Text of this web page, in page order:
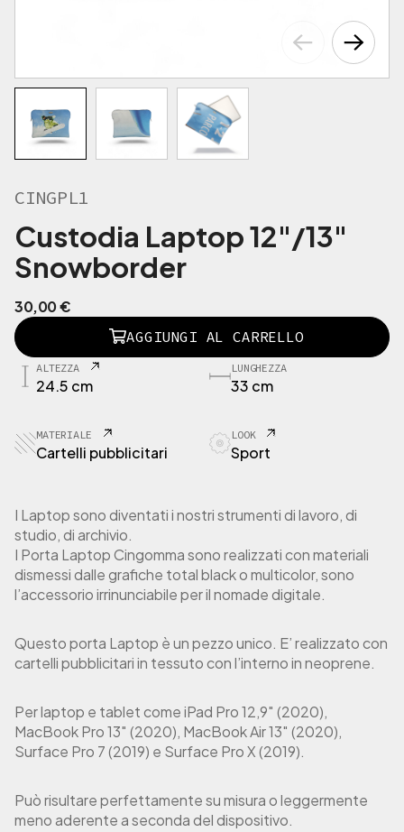
CINGPL1
Custodia Laptop 12"/13"
Snowborder
30,00€
C
I
N
1
C
o
d
i
a
L
t
o
1
2
"
/
3
"
AGGIUNGI AL CARRELLO
ALTEZZA
24.5 cm
LUNGHEZZA
33 cm
MATERIALE
Cartelli pubblicitari
LOOK
Sport
I Laptop sono diventati i nostri strumenti di lavoro, di
studio, di archivio.
I Porta Laptop Cingomma sono realizzati con materiali
dismessi dalle grafiche total black o multicolor, sono
l’accessorio irrinunciabile per il nomade digitale.
Questo porta Laptop è un pezzo unico. E’ realizzato con
cartelli pubblicitari in tessuto con l’interno in neoprene.
Per laptop e tablet come iPad Pro 12,9″ (2020),
MacBook Pro 13″ (2020), MacBook Air 13″ (2020),
Surface Pro 7 (2019) e Surface Pro X (2019).
Può risultare perfettamente su misura o leggermente
meno aderente a seconda del dispositivo.